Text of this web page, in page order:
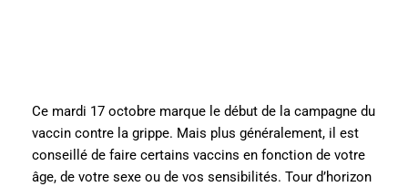
Ce mardi 17 octobre marque le début de la campagne du
vaccin contre la grippe. Mais plus généralement, il est
conseillé de faire certains vaccins en fonction de votre
âge, de votre sexe ou de vos sensibilités. Tour d’horizon